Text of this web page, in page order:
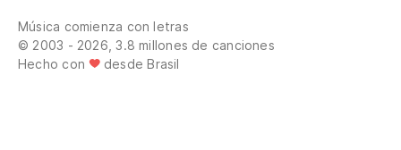
Música comienza con letras
© 2003 - 2026, 3.8 millones de canciones
Hecho con
desde Brasil